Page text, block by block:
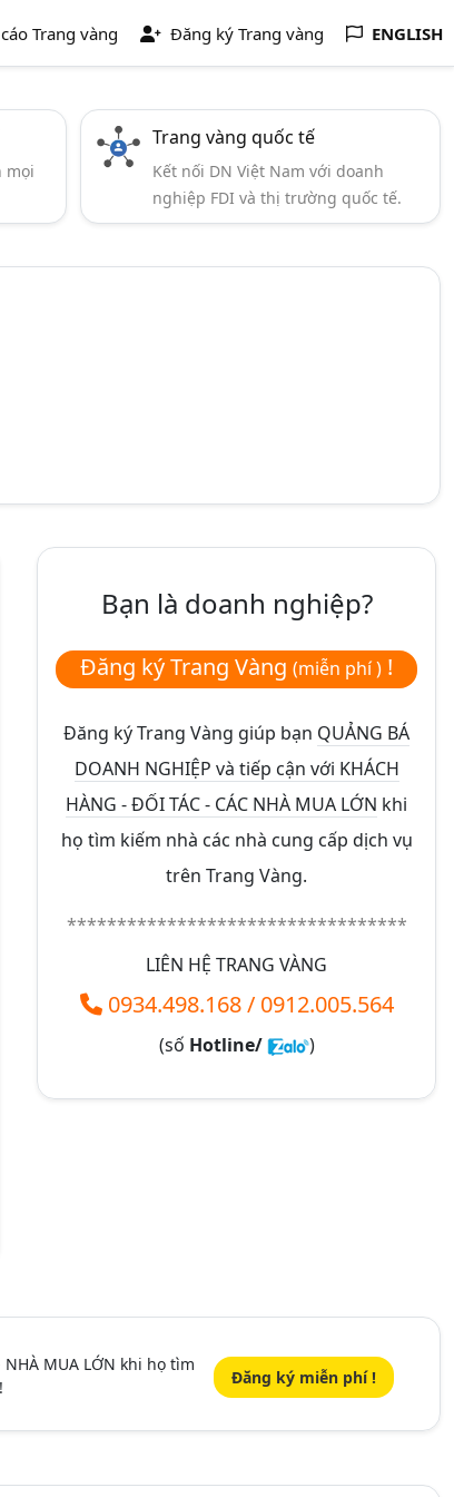
Trang vàng Đăng ký Trang vàng ENGLISH
mọi
Trang vàng quốc tế
Kết nối DN Việt Nam với doanh
nghiệp FDI và thị trường quốc tế.
Bạn là doanh nghiệp?
Đăng ký Trang Vàng (miễn phí ) !
Đăng ký Trang Vàng giúp bạn QUẢNG BÁ
DOANH NGHIỆP và tiếp cận với KHÁCH
HÀNG - ĐỐI TÁC - CÁC NHÀ MUA LỚN khi
họ tìm kiếm nhà các nhà cung cấp dịch vụ
trên Trang Vàng.
**********************************
LIÊN HỆ TRANG VÀNG
0934.498.168/ 0912.005.564
(số Hotline/ )
MUA LỚN khi họ tìm
Đăng ký miễn phí !